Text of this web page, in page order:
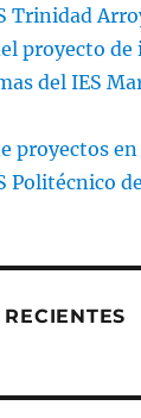
Trinidad
proyecto
del IES
proyectos en
Politécnico